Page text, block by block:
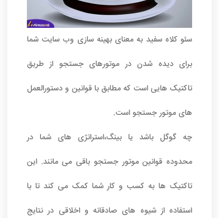
سئو کلاه سفید به معنای بهینه سازی وب سایت شما
برای دیده شدن در موتورهای جستجو از طریق
تاکتیک هایی است که مطابق با قوانین و دستورالعمل
های موتور جستجو است.
چه گوگل باشد یا بینگ،استراتژی های شما در
محدوده قوانین موتور جستجو باقی می مانند. این
تاکتیک ها به کسب و کار شما کمک می کند تا با
استفاده از شیوه های صادقانه و اخلاقی در نتایج